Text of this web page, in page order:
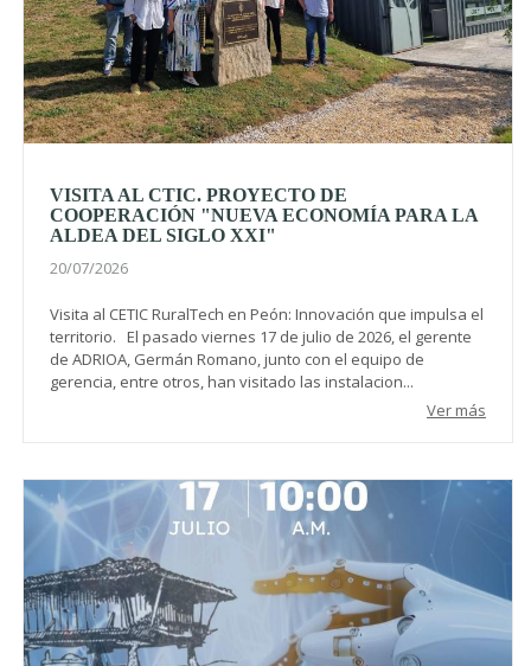
VISITA AL CTIC. PROYECTO DE
COOPERACIÓN "NUEVA ECONOMÍA PARA LA
ALDEA DEL SIGLO XXI"
20/07/2026
Visita al CETIC RuralTech en Peón: Innovación que impulsa el
territorio. El pasado viernes 17 de julio de 2026, el gerente
de ADRIOA, Germán Romano, junto con el equipo de
gerencia, entre otros, han visitado las instalacion...
Ver más